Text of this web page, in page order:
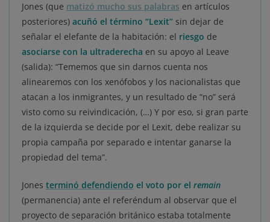
Jones (que matizó mucho sus palabras en artículos
posteriores) acuñó el término “Lexit” sin dejar de
señalar el elefante de la habitación: el riesgo de
asociarse con la ultraderecha en su apoyo al Leave
(salida): “Tememos que sin darnos cuenta nos
alinearemos con los xenófobos y los nacionalistas que
atacan a los inmigrantes, y un resultado de “no” será
visto como su reivindicación, (…) Y por eso, si gran parte
de la izquierda se decide por el Lexit, debe realizar su
propia campaña por separado e intentar ganarse la
propiedad del tema”.
Jones terminó defendiendo el voto por el remain
(permanencia) ante el referéndum al observar que el
proyecto de separación británico estaba totalmente